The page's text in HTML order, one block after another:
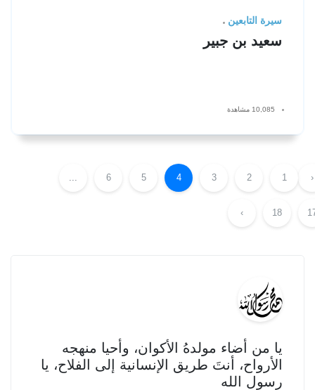
سيرة التابعين
سعيد بن جبير
10,085 مشاهدة
‹
1
2
3
4
5
6
18
›
يا من أضاء مولدهُ الأكوان، وأحيا منهجه
الأرواح، أنتَ طريق الإنسانية إلى الفلاح، يا
رسول الله